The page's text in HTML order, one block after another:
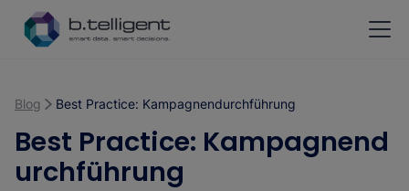
Zum Hauptinhalt springen
Blog Best Practice: Kampagnendurchführung
Best Practice: Kampagnend
urchführung